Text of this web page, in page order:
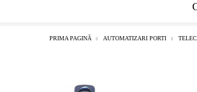
PRIMA PAGINĂ AUTOMATIZARI PORTI